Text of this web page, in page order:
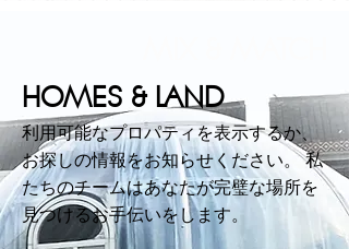
HOMES & LAND
利用可能なプロパティを表示するか、
お探しの情報をお知らせください。 私
たちのチームはあなたが完璧な場所を
見つけるお手伝いをします。